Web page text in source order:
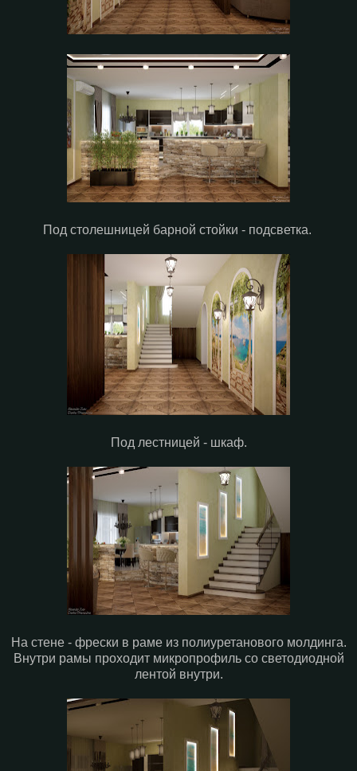
Под столешницей барной стойки - подсветка.
Под лестницей - шкаф.
На стене - фрески в раме из полиуретанового молдинга.
Внутри рамы проходит микропрофиль со светодиодной
лентой внутри.